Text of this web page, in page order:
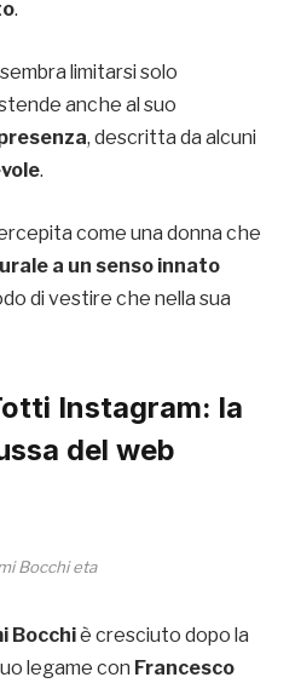
.
limitarsi solo
anche al suo
, descritta da alcuni
.
come una donna che
a un senso innato
di vestire che nella sua
Instagram: la
del web
Bocchi eta
Bocchiè cresciuto dopo la
legame con Francesco